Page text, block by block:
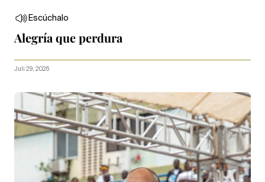
Escúchalo
Alegría que perdura
Juli 29, 2026